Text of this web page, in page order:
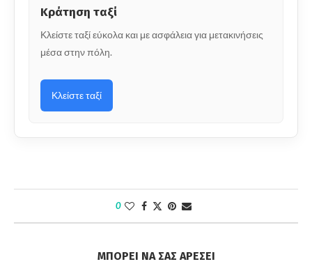
Κράτηση ταξί
Κλείστε ταξί εύκολα και με ασφάλεια για μετακινήσεις
μέσα στην πόλη.
Κλείστε ταξί
0
ΜΠΟΡΕΊ ΝΑ ΣΑΣ ΑΡΈΣΕΙ